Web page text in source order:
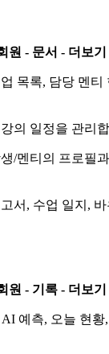
원 - 문서 - 더보기
목록, 담당 멘티
의 일정을 관리
/멘티의 프로필
서, 수업 일지,
원 - 기록 - 더보기
예측, 오늘 현황